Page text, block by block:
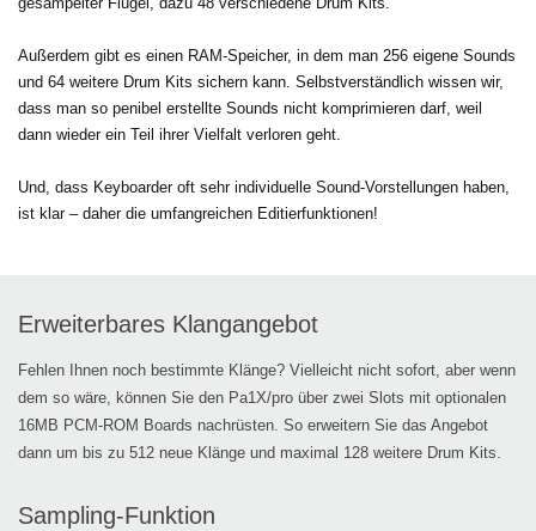
Außerdem gibt es einen RAM-Speicher, in dem man 256 eigene Sounds
und 64 weitere Drum Kits sichern kann. Selbstverständlich wissen wir,
dass man so penibel erstellte Sounds nicht komprimieren darf, weil
dann wieder ein Teil ihrer Vielfalt verloren geht.
Und, dass Keyboarder oft sehr individuelle Sound-Vorstellungen haben,
ist klar – daher die umfangreichen Editierfunktionen!
Erweiterbares Klangangebot
Fehlen Ihnen noch bestimmte Klänge? Vielleicht nicht sofort, aber wenn
dem so wäre, können Sie den Pa1X/pro über zwei Slots mit optionalen
16MB PCM-ROM Boards nachrüsten. So erweitern Sie das Angebot
dann um bis zu 512 neue Klänge und maximal 128 weitere Drum Kits.
Sampling-Funktion